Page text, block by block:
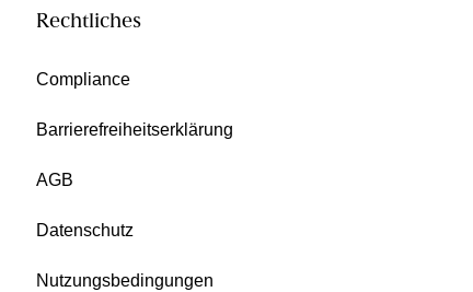
Rechtliches
Compliance
Barrierefreiheitserklärung
AGB
Datenschutz
Nutzungsbedingungen